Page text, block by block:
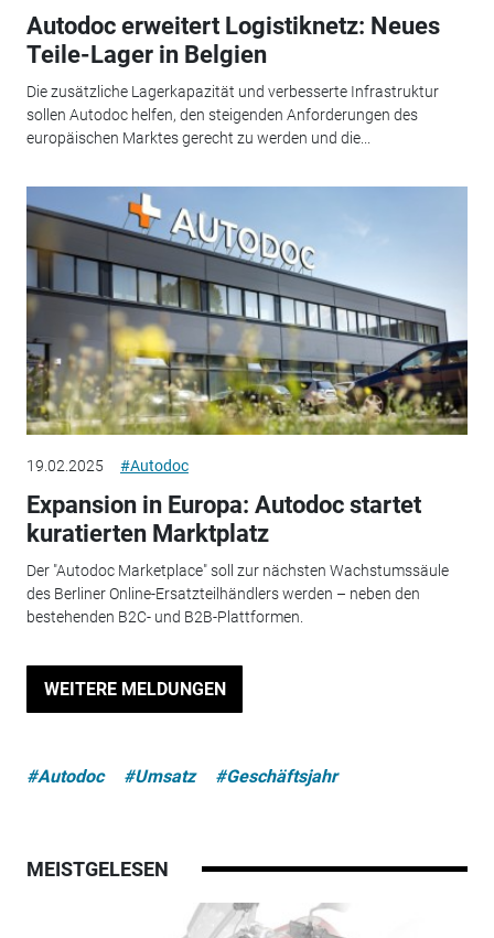
Autodoc erweitert Logistiknetz: Neues
Teile-Lager in Belgien
Die zusätzliche Lagerkapazität und verbesserte Infrastruktur
sollen Autodoc helfen, den steigenden Anforderungen des
europäischen Marktes gerecht zu werden und die...
19.02.2025 #Autodoc
Expansion in Europa: Autodoc startet
kuratierten Marktplatz
Der "Autodoc Marketplace" soll zur nächsten Wachstumssäule
des Berliner Online-Ersatzteilhändlers werden – neben den
bestehenden B2C- und B2B-Plattformen.
WEITERE MELDUNGEN
#Autodoc #Umsatz #Geschäftsjahr
MEISTGELESEN